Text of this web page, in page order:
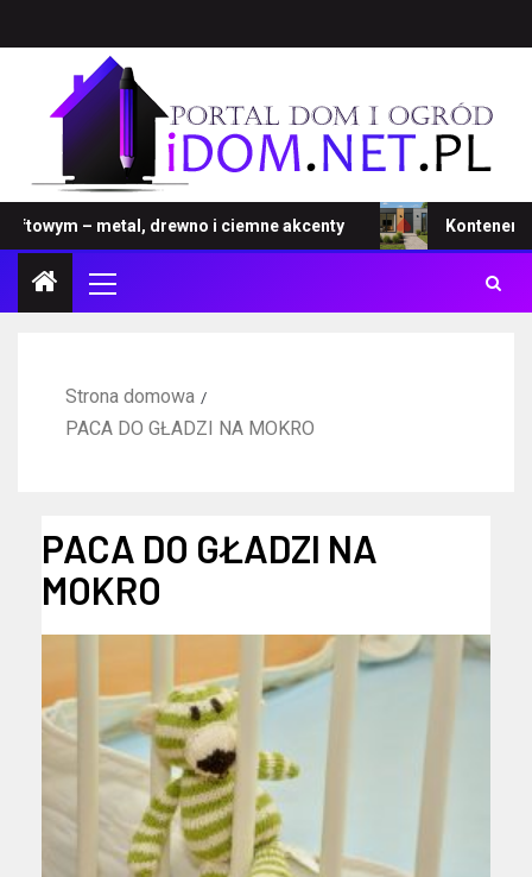
– metal, drewno i ciemne akcenty Kontener –
Strona domowa
PACA DO GŁADZI NA MOKRO
PACA DO GŁADZI NA
MOKRO